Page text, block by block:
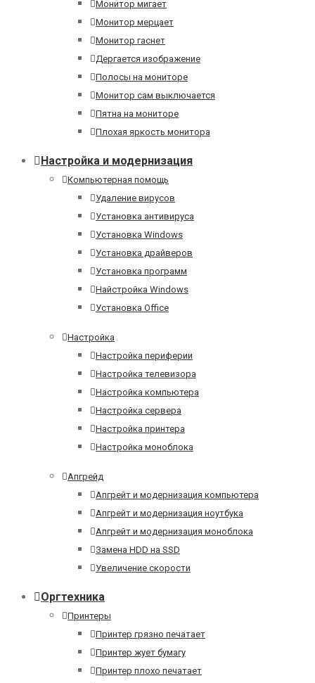
Монитор мигает
Монитор мерцает
Монитор гаснет
Дергается изображение
Полосы на мониторе
Монитор сам выключается
Пятна на мониторе
Плохая яркость монитора
Настройка и модернизация
Компьютерная помощь
Удаление вирусов
Установка антивируса
Установка Windows
Установка драйверов
Установка программ
Найстройка Windows
Установка Office
Настройка
Настройка периферии
Настройка телевизора
Настройка компьютера
Настройка сервера
Настройка принтера
Настройка моноблока
Апгрейд
Апгрейт и модернизация компьютера
Апгрейт и модернизация ноутбука
Апгрейт и модернизация моноблока
Замена HDD на SSD
Увеличение скорости
Оргтехника
Принтеры
Принтер грязно печатает
Принтер жует бумагу
Принтер плохо печатает